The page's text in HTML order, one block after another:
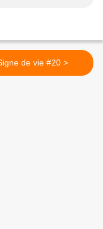
Signe de vie #20 >